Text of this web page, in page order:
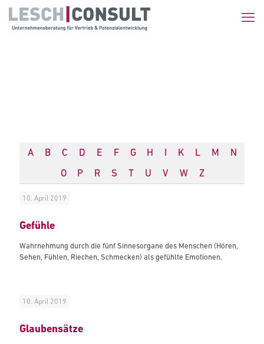
A B C D E F G H I K L M
N
O
P R S T U V W Z
10. April 2019
Gefühle
Wahrnehmung durch die fünf Sinnesorgane des Menschen (Hören,
Sehen, Fühlen, Riechen, Schmecken) als gefühlte Emotionen.
10. April 2019
Glaubensätze